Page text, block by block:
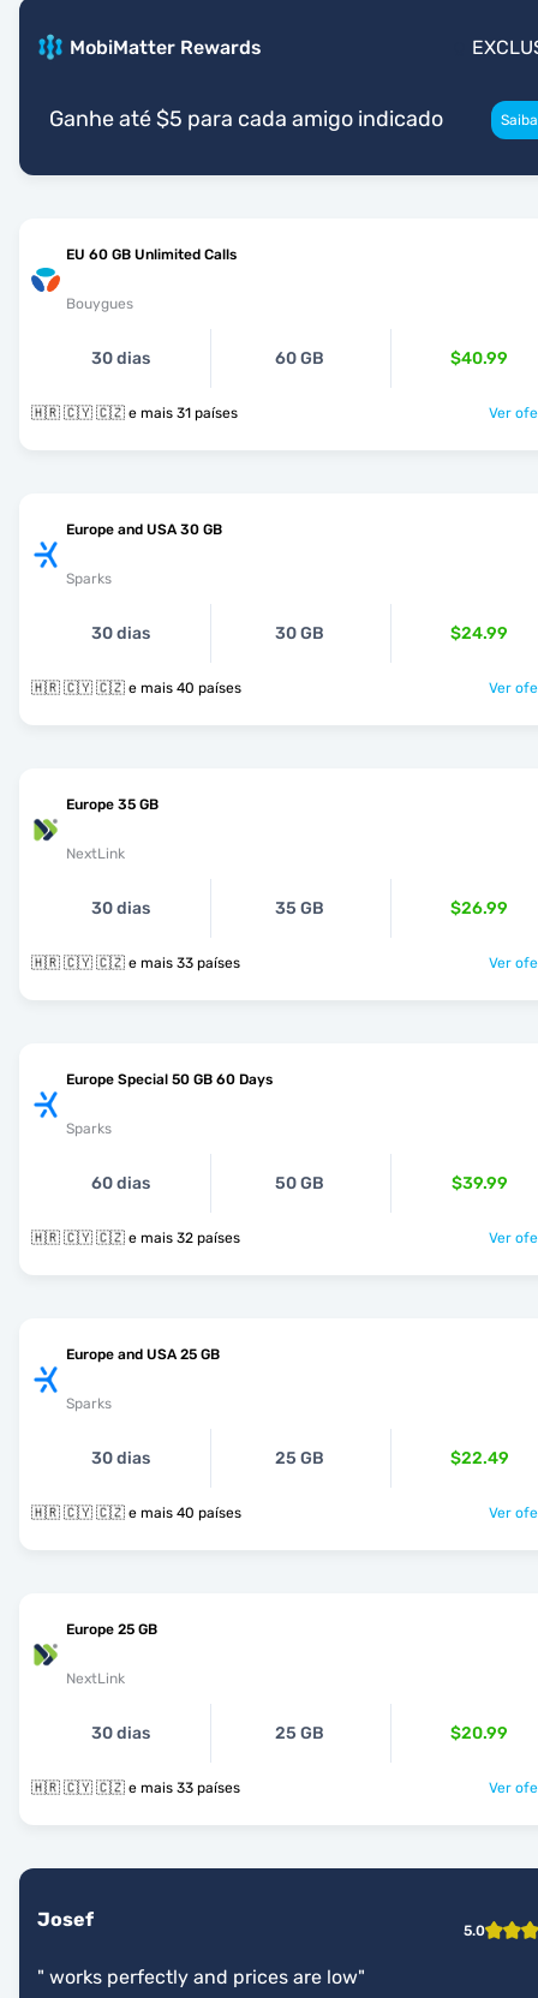
MobiMatter Rewards
Ganhe até $5 para cada amigo indicado
EU 60 GB Unlimited Calls
Bouygues
30 dias 60 GB $40.99
🇭🇷 🇨🇾 🇨🇿 e mais 31 países Ver
Europe and USA 30 GB
Sparks
30 dias 30 GB $24.99
🇭🇷 🇨🇾 🇨🇿 e mais 40 países Ver
Europe 35 GB
NextLink
30 dias 35 GB $26.99
🇭🇷 🇨🇾 🇨🇿 e mais 33 países Ver
Europe Special 50 GB 60 Days
Sparks
60 dias 50 GB $39.99
🇭🇷 🇨🇾 🇨🇿 e mais 32 países Ver
Europe and USA 25 GB
Sparks
30 dias 25 GB $22.49
🇭🇷 🇨🇾 🇨🇿 e mais 40 países Ver
Europe 25 GB
NextLink
30 dias 25 GB $20.99
🇭🇷 🇨🇾 🇨🇿 e mais 33 países Ver
Josef 5.0
" works perfectly and prices are low"